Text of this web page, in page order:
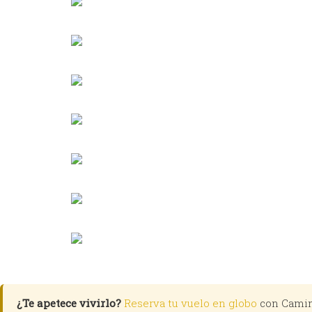
¿Te apetece vivirlo? Reserva tu vuelo en globo con